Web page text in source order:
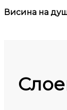
Висина на